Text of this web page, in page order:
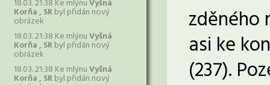
18.03. 21:38 Ke mlýnuVyšná
Korňa , SRbyl přidán nový
obrázek
18.03. 21:38 Ke mlýnuVyšná
Korňa , SRbyl přidán nový
obrázek
18.03. 21:38 Ke mlýnuVyšná
Korňa , SRbyl přidán nový
zděného
asi ke
(237).